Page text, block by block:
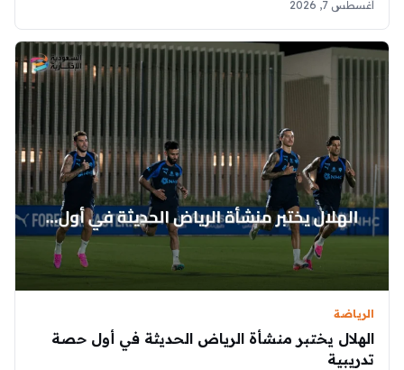
أغسطس 7, 2026
الرياضة
الهلال يختبر منشأة الرياض الحديثة في أول حصة
تدريبية